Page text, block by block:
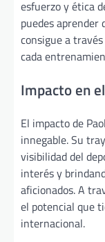
esfuerzo y ética
puedes aprender
consigue a
cada
Impacto en
El impacto de
innegable. Su
visibilidad del
interés y
aficionados. A
el potencial que
internacional.